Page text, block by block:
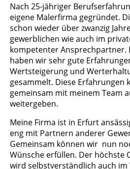
Nach 25-jähriger
eigene Malerfirma gegründet.
schon wieder über zwanzig
gewerblichen wie auch im
kompetenter Ansprechpartner.
haben wir sehr gute
Wertsteigerung und
gesammelt. Diese Erfahrungen
gemeinsam mit meinem Team
weitergeben.
Meine Firma ist in Erfurt
eng mit Partnern anderer
Gemeinsam können wir nun
Wünsche erfüllen. Der höchste
wird selbstverständlich auch